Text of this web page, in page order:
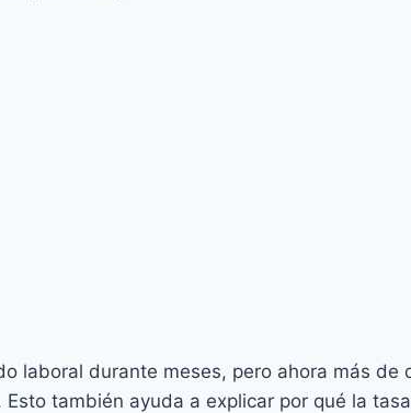
laboral durante meses, pero ahora más de
también ayuda a explicar por qué la